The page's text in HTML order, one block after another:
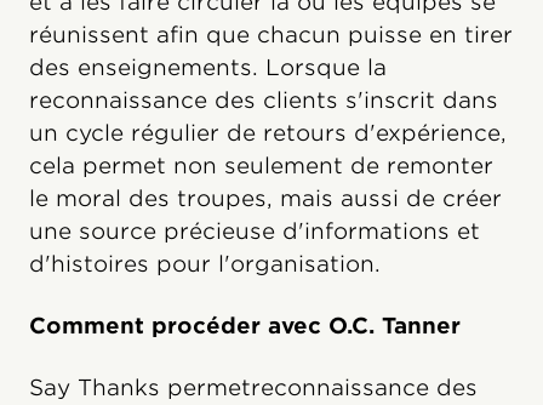
réunissent afin que chacun puisse en tirer
des enseignements. Lorsque la
reconnaissance des clients s'inscrit dans
un cycle régulier de retours d'expérience,
cela permet non seulement de remonter
le moral des troupes, mais aussi de créer
une source précieuse d'informations et
d'histoires pour l'organisation.
Comment procéder avec O.C. Tanner
Say Thanks permetreconnaissance des